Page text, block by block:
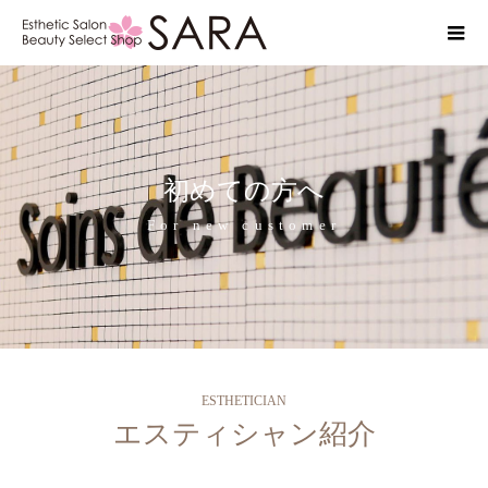
初めての方へ
For new customer
ESTHETICIAN
エスティシャン紹介